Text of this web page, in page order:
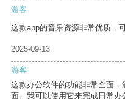
游客
这款app的音乐资源非常优质，
2025-09-13
游客
这款办公软件的功能非常全面
面。我可以使用它来完成日常办